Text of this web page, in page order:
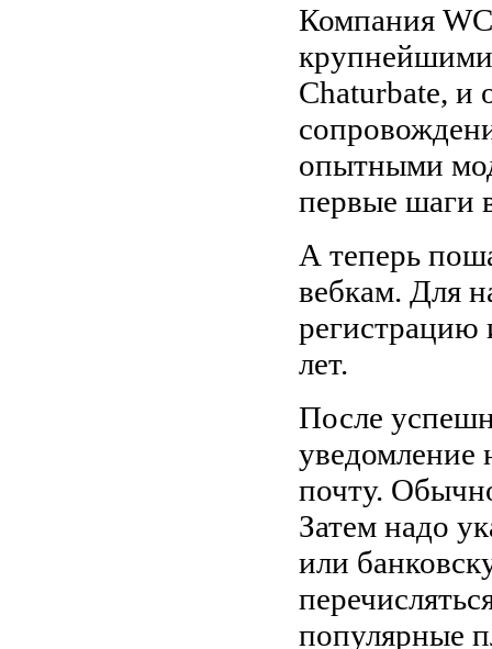
Компания
Chaturbate, и
опытными
первые шаги
А теперь
вебкам. Для
регистрацию
лет.
После
уведомление
почту.
Затем надо
или
популярные